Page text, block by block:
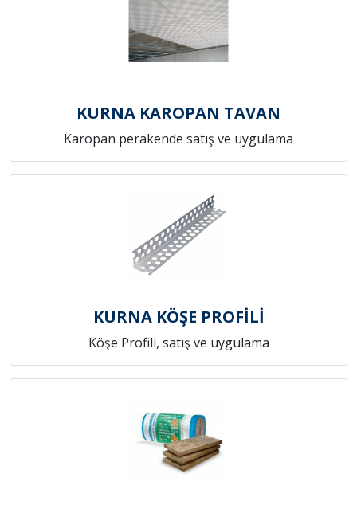
KURNA KAROPAN TAVAN
Karopan perakende satış ve uygulama
KURNA KÖŞE PROFİLİ
Köşe Profili, satış ve uygulama